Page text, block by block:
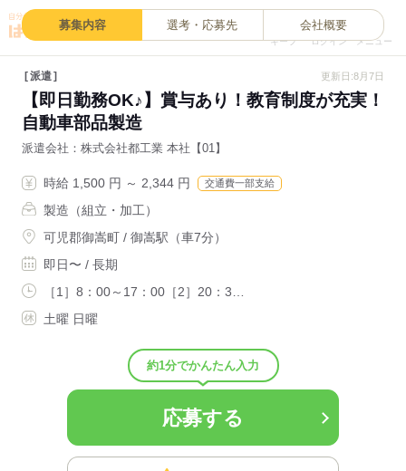
キープ ログイン メニュー
募集内容 選考・応募先 会社概要
派遣 更新日:8月7日
【即日勤務OK♪】賞与あり！教育制度が充実！
自動車部品製造
派遣会社 株式会社都工業 本社【01】
時給 1,500 円 ～ 2,344 円 交通費一部支給
製造（組立・加工）
可児郡御嵩町 / 御嵩駅（車7分）
即日〜 / 長期
［1］8：00～17：00［2］20：3…
土曜 日曜
約1分でかんたん入力
応募する